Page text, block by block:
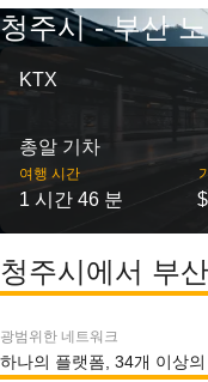
청주시 - 부산
KTX
총알 기차
여행 시간
1 시간 46 분
청주시에서 부
광범위한 네트워크
하나의 플랫폼, 34개 이상